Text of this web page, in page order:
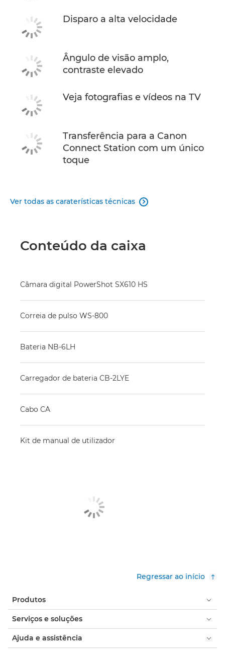
Disparo a alta velocidade
Ângulo de visão amplo,
contraste elevado
Veja fotografias e vídeos na TV
Transferência para a Canon
Connect Station com um único
toque
Ver todas as caraterísticas técnicas 
Conteúdo da caixa
Câmara digital PowerShot SX610 HS
Correia de pulso WS-800
Bateria NB-6LH
Carregador de bateria CB-2LYE
Cabo CA
Kit de manual de utilizador
Regressar ao início
Produtos
Serviços e soluções
Ajuda e assistência